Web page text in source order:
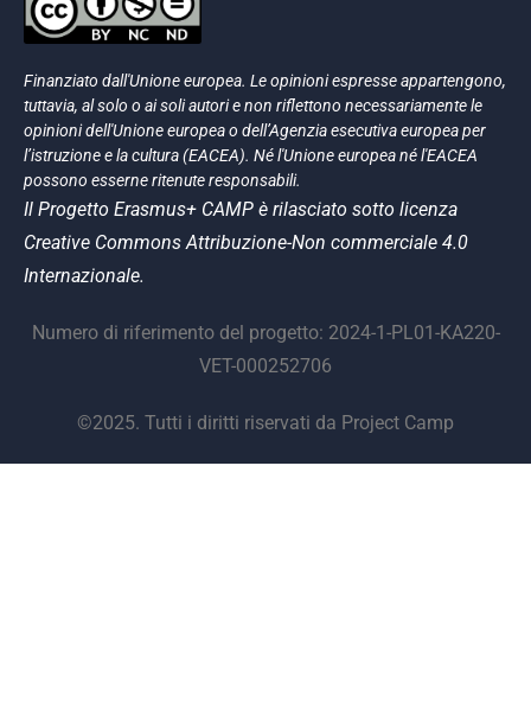
Finanziato dall'Unione europea. Le opinioni espresse appartengono,
tuttavia, al solo o ai soli autori e non riflettono necessariamente le
opinioni dell'Unione europea o dell’Agenzia esecutiva europea per
l’istruzione e la cultura (EACEA). Né l'Unione europea né l'EACEA
possono esserne ritenute responsabili.
Il Progetto Erasmus+ CAMP è rilasciato sotto licenza
Creative Commons Attribuzione-Non commerciale 4.0
Internazionale.
Numero di riferimento del progetto: 2024-1-PL01-KA220-
VET-000252706
©2025. Tutti i diritti riservati da Project Camp